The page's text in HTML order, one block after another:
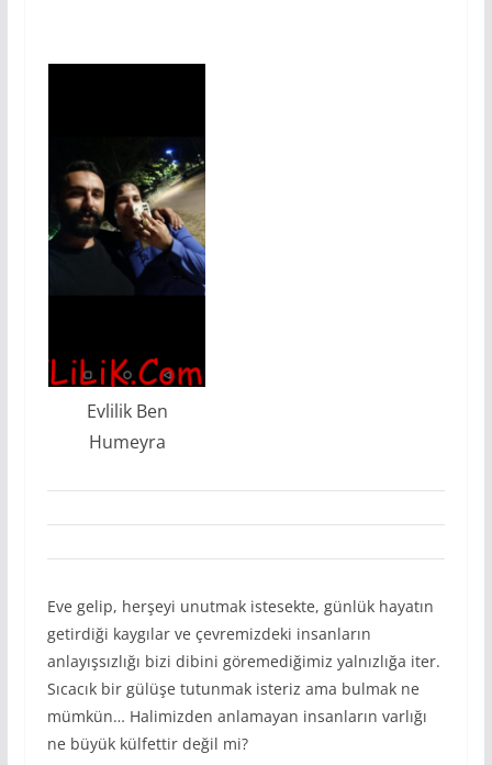
Evlilik Ben
Humeyra
Eve gelip, herşeyi unutmak istesekte, günlük hayatın
getirdiği kaygılar ve çevremizdeki insanların
anlayışsızlığı bizi dibini göremediğimiz yalnızlığa iter.
Sıcacık bir gülüşe tutunmak isteriz ama bulmak ne
mümkün… Halimizden anlamayan insanların varlığı
ne büyük külfettir değil mi?